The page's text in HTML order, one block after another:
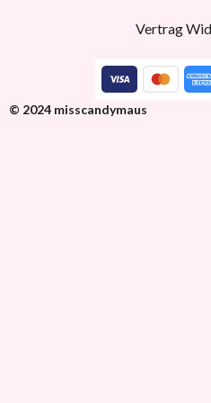
Vertrag
© 2024 misscandymaus